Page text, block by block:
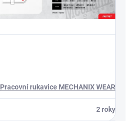
Pracovní rukavice MECHANIX WEAR
2 roky